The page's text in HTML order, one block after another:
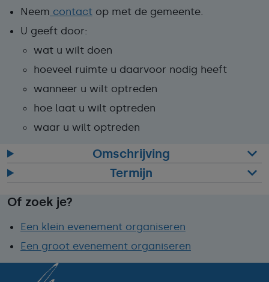
Neem contact op met de gemeente.
U geeft door:
wat u wilt doen
hoeveel ruimte u daarvoor nodig heeft
wanneer u wilt optreden
hoe laat u wilt optreden
waar u wilt optreden
Omschrijving
Termijn
Of zoek je?
Een klein evenement organiseren
Een groot evenement organiseren